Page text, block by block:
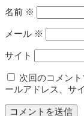
名前 ※
メール ※
サイト
次回のコメン
ールアドレス、サ